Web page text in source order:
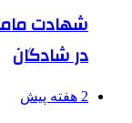
شهادت
در شادگان
2 هفته پیش